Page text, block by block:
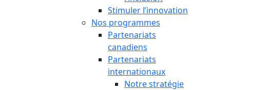
Stimuler l’innovation
Nos programmes
Partenariats
canadiens
Partenariats
internationaux
Notre stratégie